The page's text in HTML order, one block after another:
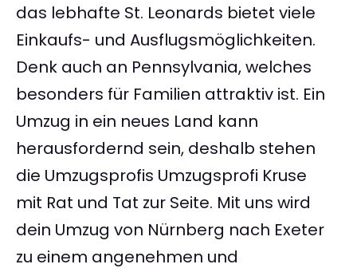
das lebhafte St. Leonards bietet viele
Einkaufs- und Ausflugsmöglichkeiten.
Denk auch an Pennsylvania, welches
besonders für Familien attraktiv ist. Ein
Umzug in ein neues Land kann
herausfordernd sein, deshalb stehen
die Umzugsprofis Umzugsprofi Kruse
mit Rat und Tat zur Seite. Mit uns wird
dein Umzug von Nürnberg nach Exeter
zu einem angenehmen und